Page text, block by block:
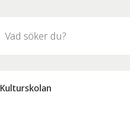
Kulturskolan